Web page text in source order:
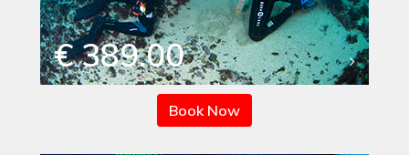
€ 389.00
Book Now